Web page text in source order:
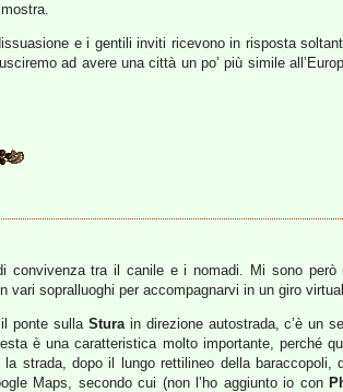
e i gentili inviti ricevono in risposta
ad avere una città un po’ più simile
convivenza tra il canile e i nomadi. Mi sono
vari sopralluoghi per accompagnarvi in un giro
ponte sulla Sturain direzione autostrada, c’è un
è una caratteristica molto importante, perché
strada, dopo il lungo rettilineo della baraccopoli,
Maps, secondo cui (non l’ho aggiunto io con